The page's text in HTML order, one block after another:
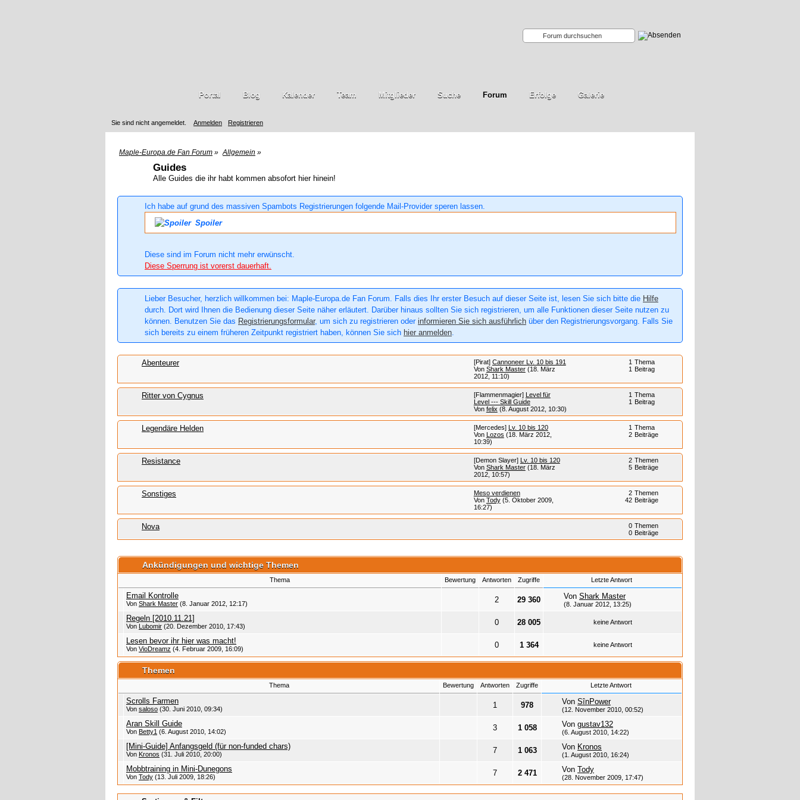
Sie sind nicht angemeldet. Anmelden Registrieren
Portal Blog Kalender Team Mitglieder Suche Forum Erfolge Galerie
Maple-Europa.de Fan Forum » Allgemein »
Guides
Alle Guides die ihr habt kommen absofort hier hinein!
Ich habe auf grund des massiven Spambots Registrierungen folgende Mail-Provider speren lassen.
Spoiler
Diese sind im Forum nicht mehr erwünscht.
Diese Sperrung ist vorerst dauerhaft.
Lieber Besucher, herzlich willkommen bei: Maple-Europa.de Fan Forum. Falls dies Ihr erster Besuch auf dieser Seite ist, lesen Sie sich bitte die Hilfe
durch. Dort wird Ihnen die Bedienung dieser Seite näher erläutert. Darüber hinaus sollten Sie sich registrieren, um alle Funktionen dieser Seite nutzen zu
können. Benutzen Sie das Registrierungsformular, um sich zu registrieren oder informieren Sie sich ausführlich über den Registrierungsvorgang. Falls Sie
sich bereits zu einem früheren Zeitpunkt registriert haben, können Sie sich hier anmelden.
Abenteurer [Pirat] Cannoneer Lv. 10 bis 191
Von Shark Master (18. März
2012, 11:10)
Thema
1
Beitrag
1
Ritter von Cygnus [Flammenmagier] Level für
Level --- Skill Guide
Von felix (8. August 2012, 10:30)
Thema
1
Beitrag
1
Legendäre Helden [Mercedes] Lv. 10 bis 120
Von Lozos (18. März 2012,
10:39)
Thema
1
Beiträge
2
Resistance [Demon Slayer] Lv. 10 bis 120
Von Shark Master (18. März
2012, 10:57)
Themen
2
Beiträge
5
Sonstiges
Meso verdienen
Von Tody (5. Oktober 2009,
16:27)
Themen
2
Beiträge
42
Nova Themen
0
Beiträge
0
Ankündigungen und wichtige Themen
Thema Bewertung Antworten Zugriffe Letzte Antwort
Email Kontrolle
Von Shark Master (8. Januar 2012, 12:17) 2 29 360 Von Shark Master
(8. Januar 2012, 13:25)
Regeln [2010.11.21]
Von Lubomir (20. Dezember 2010, 17:43) 0 28 005 keine Antwort
Lesen bevor ihr hier was macht!
Von VioDreamz (4. Februar 2009, 16:09) 0 1 364 keine Antwort
Themen
Thema Bewertung Antworten Zugriffe Letzte Antwort
Scrolls Farmen
Von saloso (30. Juni 2010, 09:34) 1 978 Von SînPower
(12. November 2010, 00:52)
Aran Skill Guide
Von Betty1 (6. August 2010, 14:02) 3 1 058 Von gustav132
(6. August 2010, 14:22)
[Mini-Guide] Anfangsgeld (für non-funded chars)
Von Kronos (31. Juli 2010, 20:00) 7 1 063 Von Kronos
(1. August 2010, 16:24)
Mobbtraining in Mini-Dunegons
Von Tody (13. Juli 2009, 18:26) 7 2 471 Von Tody
(28. November 2009, 17:47)